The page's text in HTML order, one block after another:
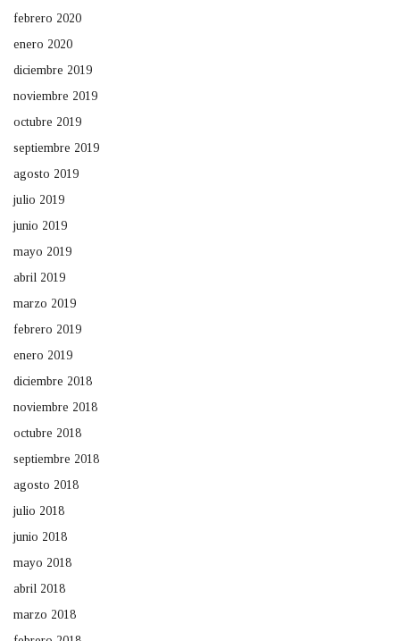
febrero 2020
enero 2020
diciembre 2019
noviembre 2019
octubre 2019
septiembre 2019
agosto 2019
julio 2019
junio 2019
mayo 2019
abril 2019
marzo 2019
febrero 2019
enero 2019
diciembre 2018
noviembre 2018
octubre 2018
septiembre 2018
agosto 2018
julio 2018
junio 2018
mayo 2018
abril 2018
marzo 2018